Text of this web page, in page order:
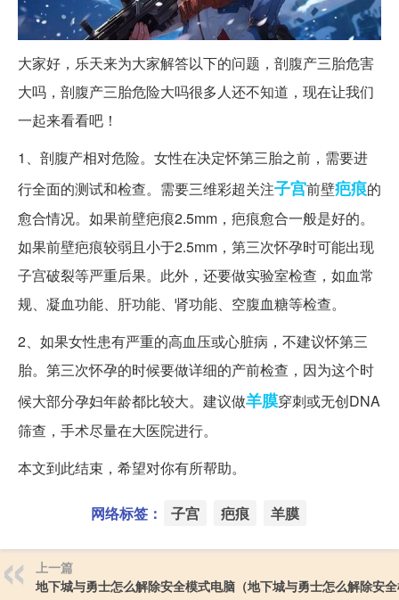
大家好，乐天来为大家解答以下的问题，剖腹产三胎危害
大吗，剖腹产三胎危险大吗很多人还不知道，现在让我们
一起来看看吧！
1、剖腹产相对危险。女性在决定怀第三胎之前，需要进
行全面的测试和检查。需要三维彩超关注子宫前壁疤痕的
愈合情况。如果前壁疤痕2.5mm，疤痕愈合一般是好的。
如果前壁疤痕较弱且小于2.5mm，第三次怀孕时可能出现
子宫破裂等严重后果。此外，还要做实验室检查，如血常
规、凝血功能、肝功能、肾功能、空腹血糖等检查。
2、如果女性患有严重的高血压或心脏病，不建议怀第三
胎。第三次怀孕的时候要做详细的产前检查，因为这个时
候大部分孕妇年龄都比较大。建议做羊膜穿刺或无创DNA
筛查，手术尽量在大医院进行。
本文到此结束，希望对你有所帮助。
网络标签： 子宫 疤痕 羊膜
上一篇
地下城与勇士怎么解除安全模式电脑（地下城与勇士怎么解除安